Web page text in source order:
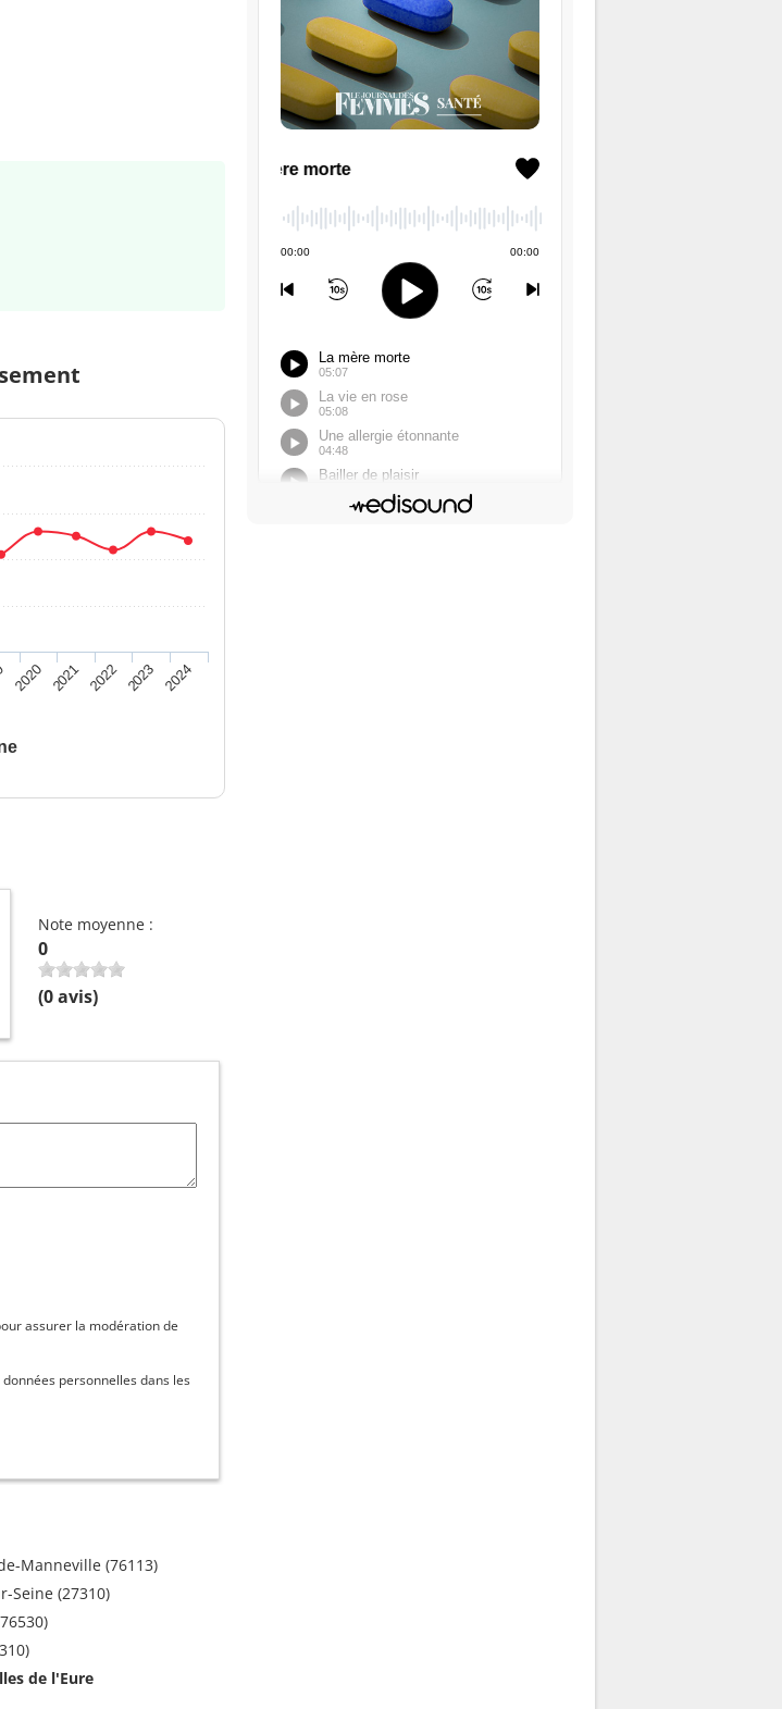
2020 2021 2022 2023 2024
Note moyenne :
0
(0avis)
assurer la modération de
personnelles dans les
Manneville (76113)
Seine (27310)
de l'Eure